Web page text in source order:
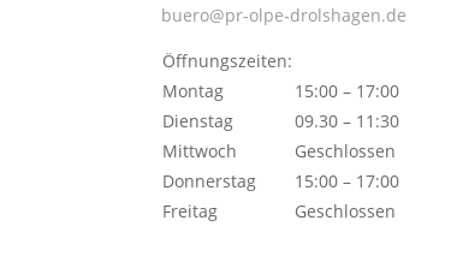
buero@pr-olpe-drolshagen.de
Öffnungszeiten:
Montag
15:00 – 17:00
Dienstag
09.30 – 11:30
Mittwoch
Geschlossen
Donnerstag
15:00 – 17:00
Freitag
Geschlossen